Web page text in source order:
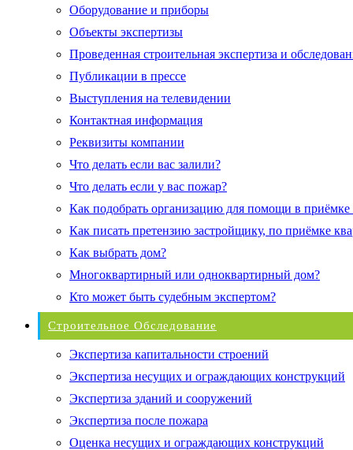
Оборудование и приборы
Объекты экспертизы
Проведенная строительная экспертиза и
Публикации в прессе
Выступления на телевидении
Контактная информация
Реквизиты компании
Что делать если вас залили?
Что делать если у вас пожар?
Как подобрать организацию для помощи в приёмке
Как писать претензию застройщику, по приёмке
Как выбрать дом?
Многоквартирный или одноквартирный дом?
Кто может быть судебным экспертом?
Строительное Обследование
Экспертиза капитальности строений
Экспертиза несущих и ограждающих конструкций
Экспертиза зданий и сооружений
Экспертиза после пожара
Оценка несущих и ограждающих конструкций